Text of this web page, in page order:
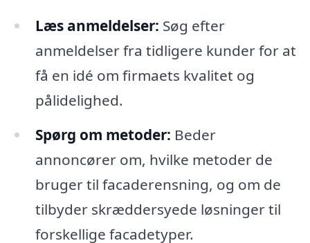
Læs anmeldelser: Søg efter
anmeldelser fra tidligere kunder for at
få en idé om firmaets kvalitet og
pålidelighed.
Spørg om metoder: Beder
annoncører om, hvilke metoder de
bruger til facaderensning, og om de
tilbyder skræddersyede løsninger til
forskellige facadetyper.